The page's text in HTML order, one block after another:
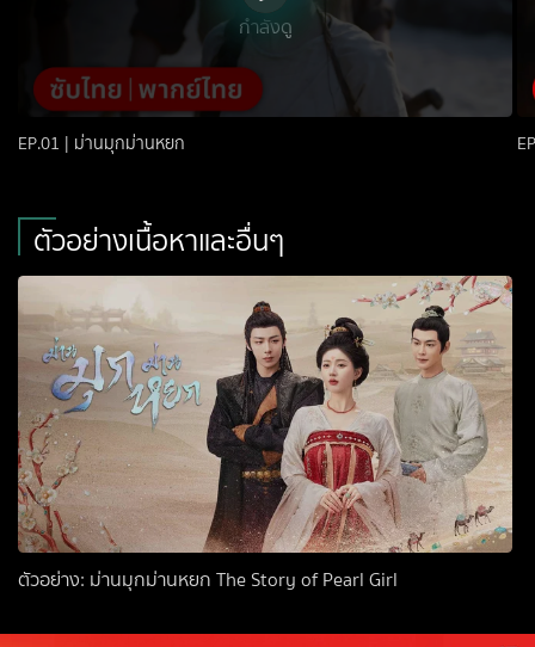
กำลังดู
EP.01 | ม่านมุกม่านหยก
ตัวอย่างเนื้อหาและอื่นๆ
ตัวอย่าง: ม่านมุกม่านหยก The Story of Pearl Girl